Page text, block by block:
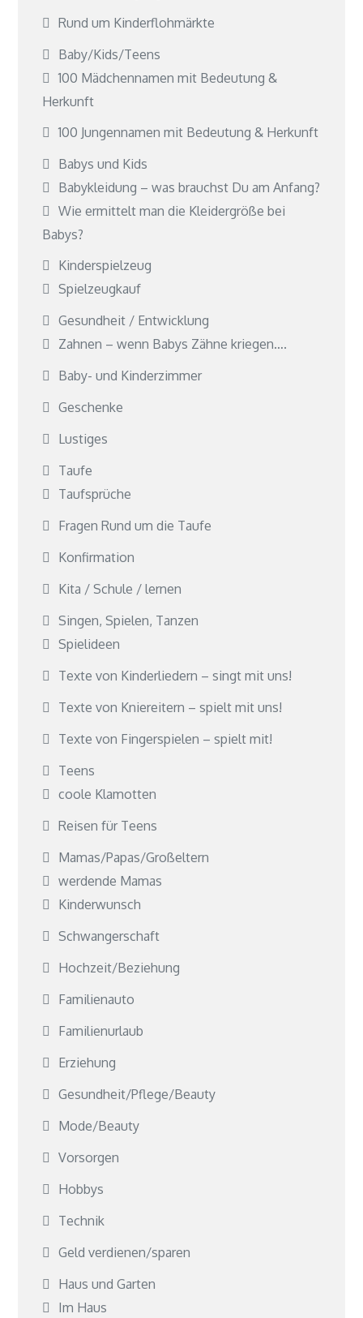
Rund um Kinderflohmärkte
Baby/Kids/Teens
100 Mädchennamen mit Bedeutung &
Herkunft
100 Jungennamen mit Bedeutung & Herkunft
Babys und Kids
Babykleidung – was brauchst Du am Anfang?
Wie ermittelt man die Kleidergröße bei
Babys?
Kinderspielzeug
Spielzeugkauf
Gesundheit / Entwicklung
Zahnen – wenn Babys Zähne kriegen….
Baby- und Kinderzimmer
Geschenke
Lustiges
Taufe
Taufsprüche
Fragen Rund um die Taufe
Konfirmation
Kita / Schule / lernen
Singen, Spielen, Tanzen
Spielideen
Texte von Kinderliedern – singt mit uns!
Texte von Kniereitern – spielt mit uns!
Texte von Fingerspielen – spielt mit!
Teens
coole Klamotten
Reisen für Teens
Mamas/Papas/Großeltern
werdende Mamas
Kinderwunsch
Schwangerschaft
Hochzeit/Beziehung
Familienauto
Familienurlaub
Erziehung
Gesundheit/Pflege/Beauty
Mode/Beauty
Vorsorgen
Hobbys
Technik
Geld verdienen/sparen
Haus und Garten
Im Haus